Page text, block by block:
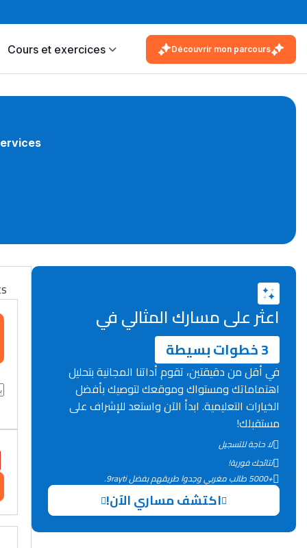
Cours et exercices Découvrir mon parcours
اعثر على مسارك المثالي في
3 خطوات بسيطة
في أقل من دقيقتين، تقوم أداتنا المجانية بتحليل
اهتماماتك ومستواك وموقعك لتوصيك بأفضل
الخيارات التعليمية. ابدأ الآن واستعد للإشراف على
مستقبلك!
لا حاجة للتسجيل
نتائجك فورية!
+5000 طالب مغربي وجدوا طريقهم بفضل 9rayti.
اكتشف مساري الآن!